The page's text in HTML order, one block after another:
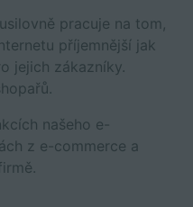
pracuje na tom,
příjemnější jak
jejich zákazníky.
našeho e-
z e-commerce a